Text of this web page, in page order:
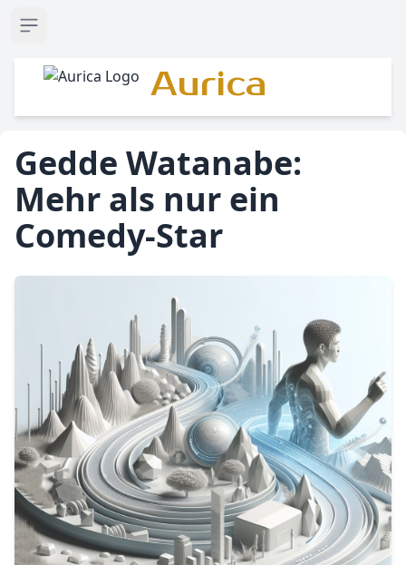
Open sidebar
Aurica
Gedde Watanabe:
Mehr als nur ein
Comedy-Star